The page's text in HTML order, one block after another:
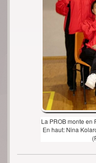
La PROB monte en
En haut: Nina